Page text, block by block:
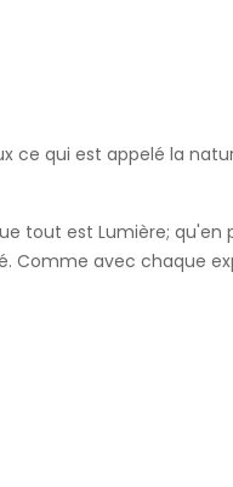
qui est appelé la
tout est Lumière; qu'en
Comme avec chaque